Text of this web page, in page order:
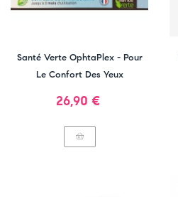
Santé Verte OphtaPlex - Pour
Le Confort Des Yeux
Prix
26,90 €